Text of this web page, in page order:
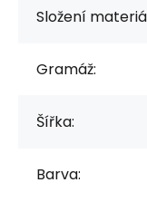
Složení
Gramáž:
Šířka:
Barva: